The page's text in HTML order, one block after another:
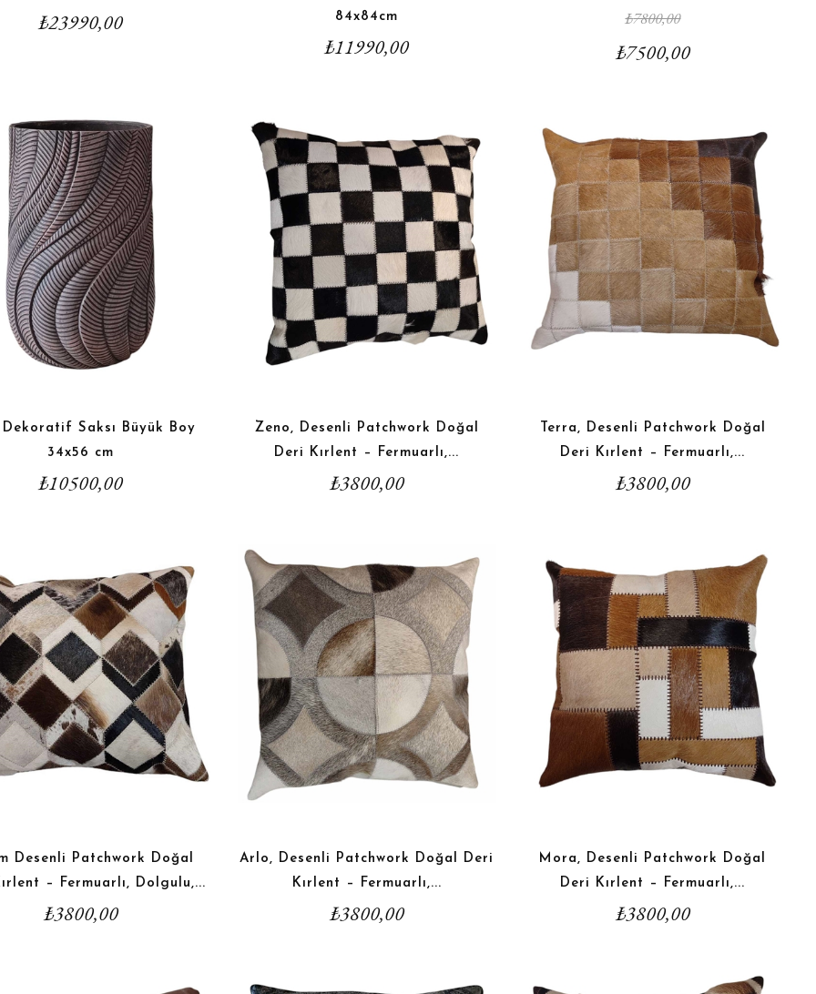
₺23990,00
84x84cm
₺11990,00
₺7800,00
₺7500,00
Saksı Büyük Boy
34x56 cm
₺10500,00
Zeno, Desenli Patchwork Doğal
Deri Kırlent – Fermuarlı,...
₺3800,00
Terra, Desenli Patchwork Doğal
Deri Kırlent – Fermuarlı,...
₺3800,00
Desenli Patchwork Doğal
– Fermuarlı, Dolgulu,...
₺3800,00
Arlo, Desenli Patchwork Doğal Deri
Kırlent – Fermuarlı,...
₺3800,00
Mora, Desenli Patchwork Doğal
Deri Kırlent – Fermuarlı,...
₺3800,00